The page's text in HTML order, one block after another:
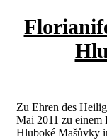
H
Zu Ehren des
Mai 2011 zu einem
Hluboké Mašůvky